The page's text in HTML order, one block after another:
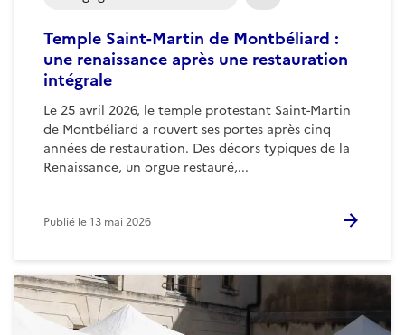
Temple Saint-Martin de Montbéliard :
une renaissance après une restauration
intégrale
Le 25 avril 2026, le temple protestant Saint-Martin
de Montbéliard a rouvert ses portes après cinq
années de restauration. Des décors typiques de la
Renaissance, un orgue restauré,...
Publié le13 mai 2026